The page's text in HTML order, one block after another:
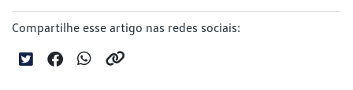
Compartilhe esse artigo nas redes sociais: